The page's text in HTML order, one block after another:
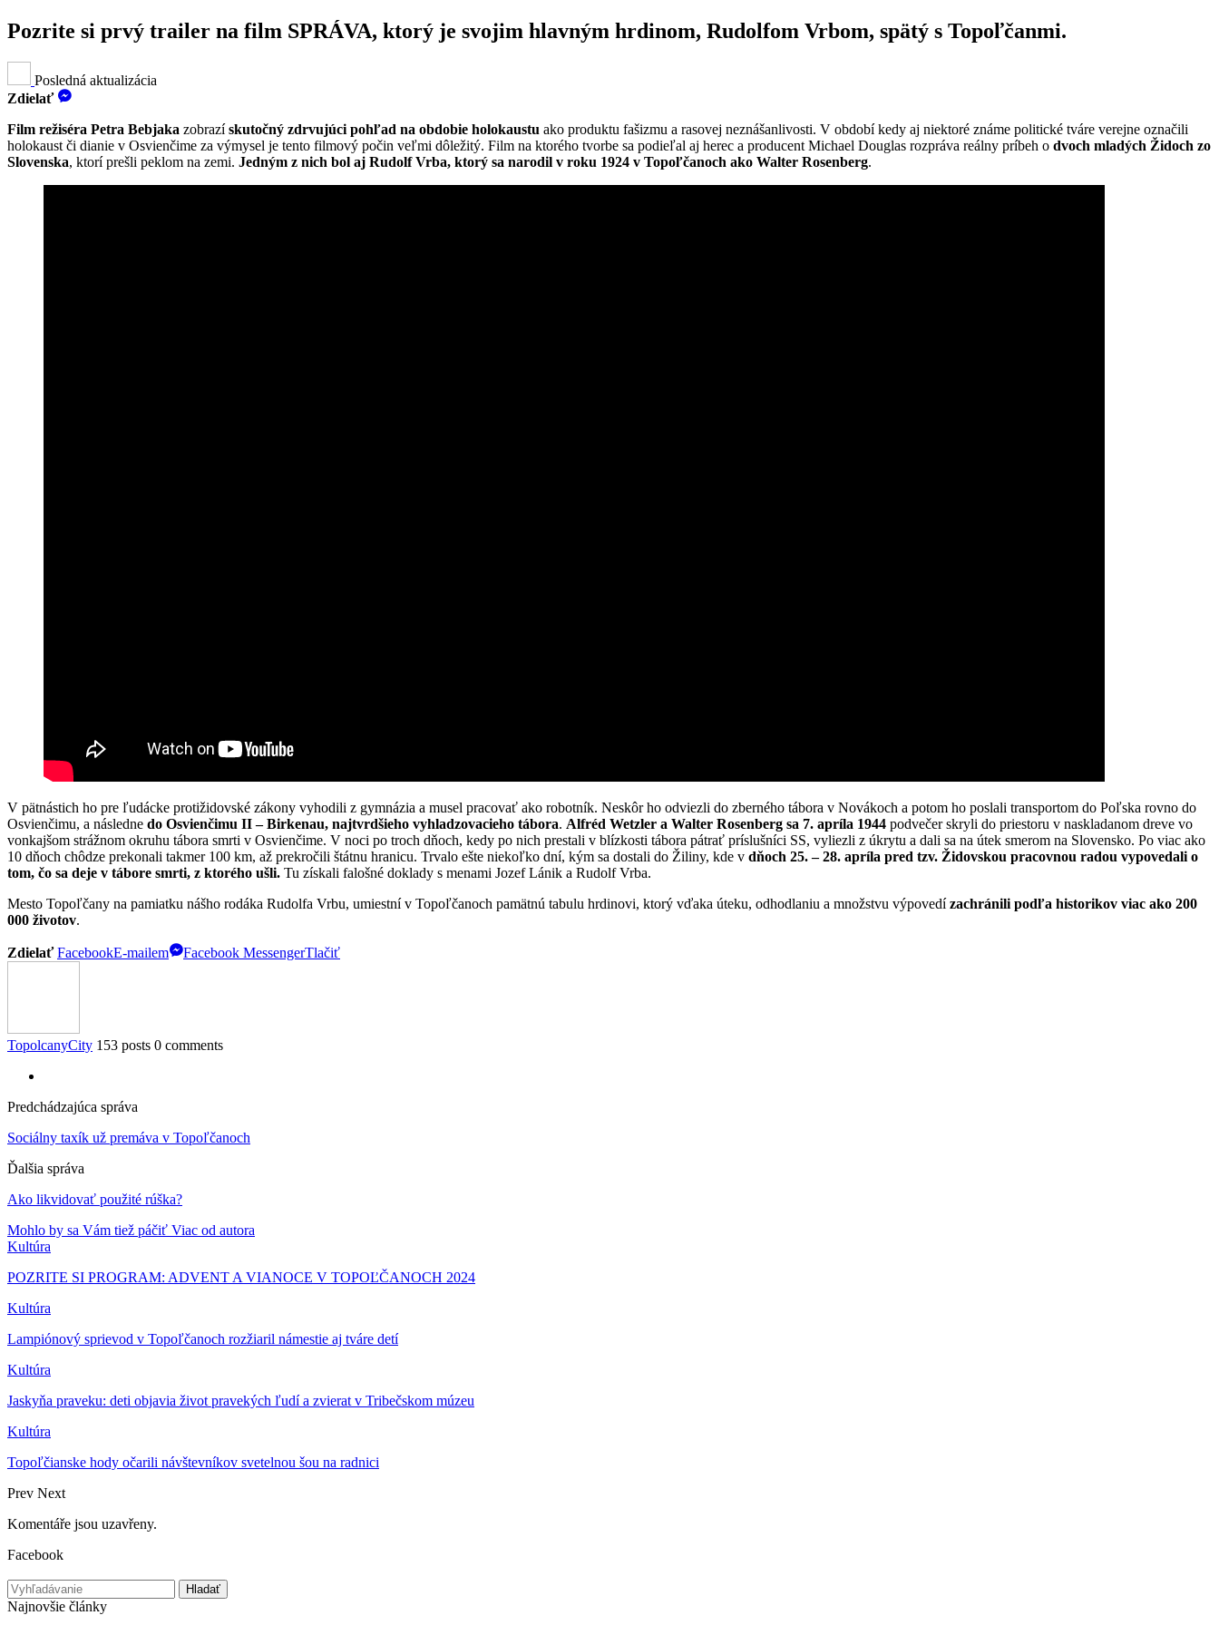
Pozrite si prvý trailer na film SPRÁVA, ktorý je svojim hlavným hrdinom, Rudolfom Vrbom, spätý s Topoľčanmi.
Posledná aktualizácia
Zdielať
Film režiséra Petra Bebjaka zobrazískutočný zdrvujúci pohľad na obdobie holokaustu ako produktu fašizmu a rasovej neznášanlivosti. V období kedy aj niektoré známe politické tváre verejne označili
holokaust či dianie v Osvienčime za výmysel je tento filmový počin veľmi dôležitý. Film na ktorého tvorbe sa podieľal aj herec a producent Michael Douglas rozpráva reálny príbeh o dvoch mladých Židoch zo
Slovenska, ktorí prešli peklom na zemi. Jedným z nich bol aj Rudolf Vrba, ktorý sa narodil v roku 1924 v Topoľčanoch ako Walter Rosenberg.
V pätnástich ho pre ľudácke protižidovské zákony vyhodili z gymnázia a musel pracovať ako robotník. Neskôr ho odviezli do zberného tábora v Novákoch a potom ho poslali transportom do Poľska rovno do
Osvienčimu, a následne do Osvienčimu II – Birkenau, najtvrdšieho vyhladzovacieho tábora. Alfréd Wetzler a Walter Rosenberg sa 7. apríla 1944 podvečer skryli do priestoru v naskladanom dreve vo
vonkajšom strážnom okruhu tábora smrti v Osvienčime. V noci po troch dňoch, kedy po nich prestali v blízkosti tábora pátrať príslušníci SS, vyliezli z úkrytu a dali sa na útek smerom na Slovensko. Po viac ako
10 dňoch chôdze prekonali takmer 100 km, až prekročili štátnu hranicu. Trvalo ešte niekoľko dní, kým sa dostali do Žiliny, kde v dňoch 25. – 28. apríla pred tzv. Židovskou pracovnou radou vypovedali o
tom, čo sa deje v tábore smrti, z ktorého ušli. Tu získali falošné doklady s menami Jozef Lánik a Rudolf Vrba.
Mesto Topoľčany na pamiatku nášho rodáka Rudolfa Vrbu, umiestní v Topoľčanoch pamätnú tabulu hrdinovi, ktorý vďaka úteku, odhodlaniu a množstvu výpovedízachránili podľa historikov viac ako 200
000 životov.
ZdielaťFacebookE-mailem Facebook MessengerTlačiť
TopolcanyCity 153 posts 0 comments
Predchádzajúca správa
Sociálny taxík už premáva v Topoľčanoch
Ďalšia správa
Ako likvidovať použité rúška?
Mohlo by sa Vám tiež páčiť Viac od autora
Kultúra
POZRITE SI PROGRAM: ADVENT A VIANOCE V TOPOĽČANOCH 2024
Kultúra
Lampiónový sprievod v Topoľčanoch rozžiaril námestie aj tváre detí
Kultúra
Jaskyňa praveku: deti objavia život pravekých ľudí a zvierat v Tribečskom múzeu
Kultúra
Topoľčianske hody očarili návštevníkov svetelnou šou na radnici
Prev Next
Komentáře jsou uzavřeny.
Facebook
Najnovšie články